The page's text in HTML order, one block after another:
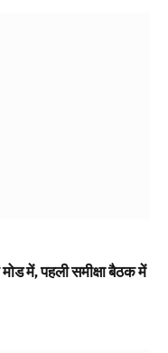
में, पहली समीक्षा बैठक में